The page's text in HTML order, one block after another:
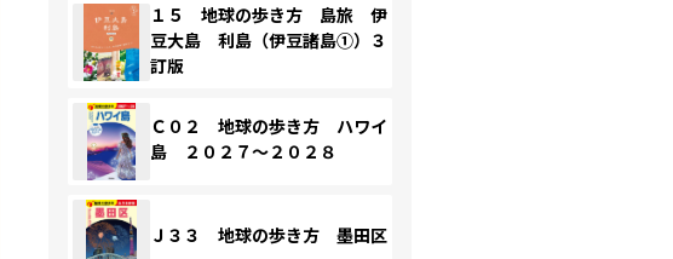
１５ 地球の歩き方 島旅 伊
豆大島 利島（伊豆諸島①）３
訂版
Ｃ０２ 地球の歩き方 ハワイ
島 ２０２７～２０２８
Ｊ３３ 地球の歩き方 墨田区